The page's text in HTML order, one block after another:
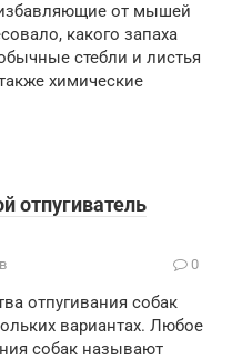
от мышей
какого запаха
стебли и листья
химические
отпугиватель
0
отпугивания собак
вариантах. Любое
собак называют